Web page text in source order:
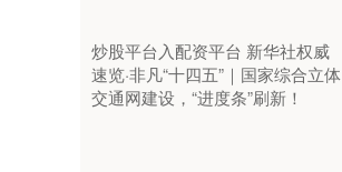
炒股平台入配资平台 新华社权威
速览·非凡“十四五”｜国家综合立体
交通网建设，“进度条”刷新！